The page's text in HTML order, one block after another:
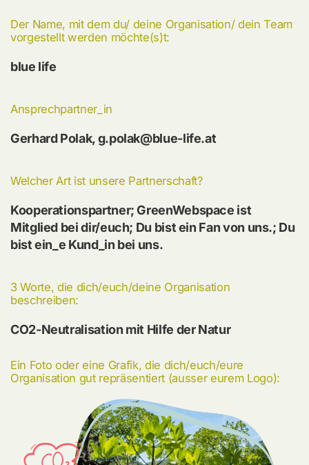
Der Name, mit dem du/ deine Organisation/ dein Team
vorgestellt werden möchte(s)t:
blue life
Ansprechpartner_in
Gerhard Polak, g.polak@blue-life.at
Welcher Art ist unsere Partnerschaft?
Kooperationspartner; GreenWebspace ist
Mitglied bei dir/euch; Du bist ein Fan von uns.; Du
bist ein_e Kund_in bei uns.
3 Worte, die dich/euch/deine Organisation
beschreiben:
CO2-Neutralisation mit Hilfe der Natur
Ein Foto oder eine Grafik, die dich/euch/eure
Organisation gut repräsentiert (ausser eurem Logo):